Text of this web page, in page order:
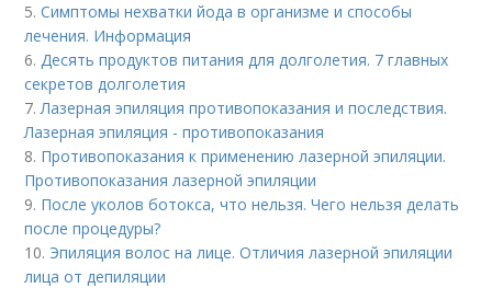
5.Симптомы нехватки йода в организме и способы
лечения. Информация
6.Десять продуктов питания для долголетия. 7 главных
секретов долголетия
7.Лазерная эпиляция противопоказания и последствия.
Лазерная эпиляция - противопоказания
8. Противопоказания к применению лазерной эпиляции.
Противопоказания лазерной эпиляции
9. После уколов ботокса, что нельзя. Чего нельзя делать
после процедуры?
10. Эпиляция волос на лице. Отличия лазерной эпиляции
лица от депиляции